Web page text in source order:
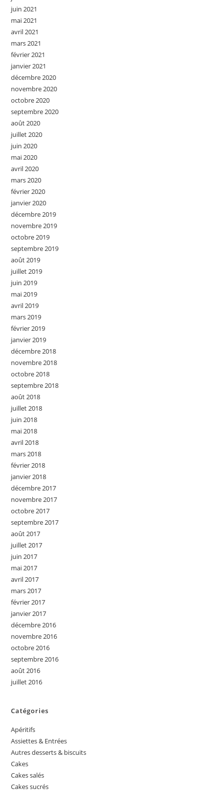
juin 2021
mai 2021
avril 2021
mars 2021
février 2021
janvier 2021
décembre 2020
novembre 2020
octobre 2020
septembre 2020
août 2020
juillet 2020
juin 2020
mai 2020
avril 2020
mars 2020
février 2020
janvier 2020
décembre 2019
novembre 2019
octobre 2019
septembre 2019
août 2019
juillet 2019
juin 2019
mai 2019
avril 2019
mars 2019
février 2019
janvier 2019
décembre 2018
novembre 2018
octobre 2018
septembre 2018
août 2018
juillet 2018
juin 2018
mai 2018
avril 2018
mars 2018
février 2018
janvier 2018
décembre 2017
novembre 2017
octobre 2017
septembre 2017
août 2017
juillet 2017
juin 2017
mai 2017
avril 2017
mars 2017
février 2017
janvier 2017
décembre 2016
novembre 2016
octobre 2016
septembre 2016
août 2016
juillet 2016
Catégories
Apéritifs
Assiettes & Entrées
Autres desserts & biscuits
Cakes
Cakes salés
Cakes sucrés